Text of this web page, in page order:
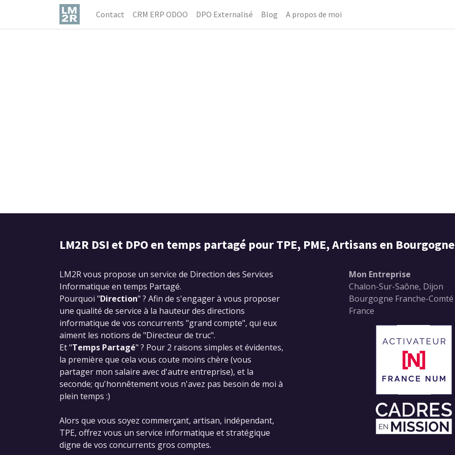
Contact CRM ERP ODOO DPO Externalisé Blog A propos de moi
LM2R DSI et DPO en temps partagé pour TPE, PME, Artisans en
LM2R vous propose un service de Direction des Services
Informatique en temps Partagé.
Pourquoi "Direction" ? Afin de s'engager à vous proposer
une qualité de service à la hauteur des directions
informatique de vos concurrents "grand compte", qui eux
aiment les notions de "Directeur de truc".
Et "Temps Partagé" ? Pour 2 raisons simples et évidentes,
la première que cela vous coute moins chère (vous
partager mon salaire avec d'autre entreprise), et la
seconde; qu'honnêtement vous n'avez pas besoin de moi à
plein temps :)
Alors que vous soyez commerçant, artisan, indépendant,
TPE, offrez vous un service informatique et stratégique
digne de vos concurrents gros comptes.
Mon Entreprise
Chalon-Sur-Saône, Dijon
Bourgogne Franche-Comté
France